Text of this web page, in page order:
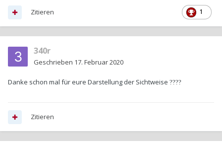
1
Zitieren
340r
Geschrieben 17. Februar 2020
Danke schon mal für eure Darstellung der Sichtweise ????
Zitieren